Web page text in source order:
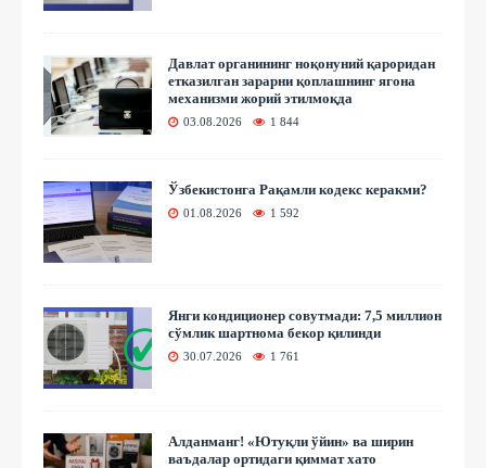
Давлат органининг ноқонуний қароридан
етказилган зарарни қоплашнинг ягона
механизми жорий этилмоқда
03.08.2026 1 844
Ўзбекистонга Рақамли кодекс керакми?
01.08.2026 1 592
Янги кондиционер совутмади: 7,5 миллион
сўмлик шартнома бекор қилинди
30.07.2026 1 761
Алданманг! «Ютуқли ўйин» ва ширин
ваъдалар ортидаги қиммат хато